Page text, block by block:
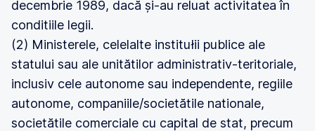
decembrie 1989, dacă și-au reluat activitatea în
conditiile legii.
(2) Ministerele, celelalte institułii publice ale
statului sau ale unitătilor administrativ-teritoriale,
inclusiv cele autonome sau independente, regiile
autonome, companiile/societătile nationale,
societătile comerciale cu capital de stat, precum